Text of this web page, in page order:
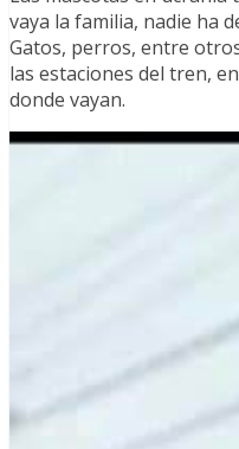
vaya la familia, nadie ha
Gatos, perros, entre
las estaciones del tren,
donde vayan.